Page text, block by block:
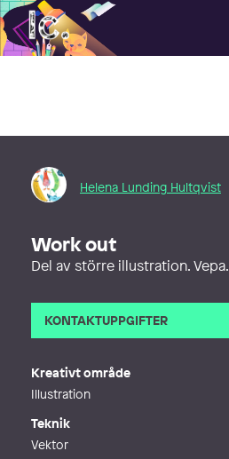
Illustratörcentrum
Helena Lunding Hultqvist
Work out
Del av större illustration. Vepa.
KONTAKTUPPGIFTER
Kreativt område
Illustration
Teknik
Vektor